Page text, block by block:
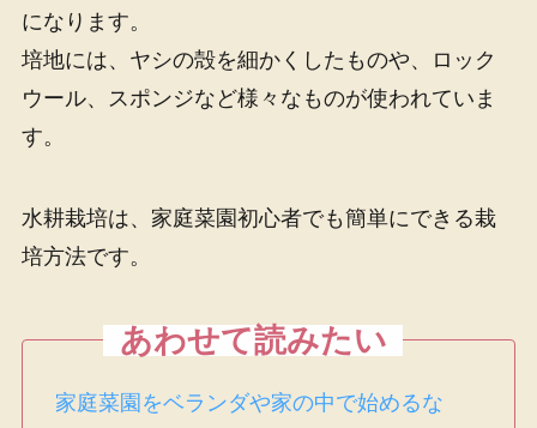
になります。
培地には、ヤシの殻を細かくしたものや、ロック
ウール、スポンジなど様々なものが使われていま
す。
水耕栽培は、家庭菜園初心者でも簡単にできる栽
培方法です。
家庭菜園をベランダや家の中で始めるな